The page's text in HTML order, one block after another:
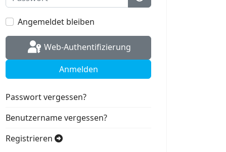
Passwort anzeigen
Angemeldet bleiben
Web-Authentifizierung
Anmelden
Passwort vergessen?
Benutzername vergessen?
Registrieren